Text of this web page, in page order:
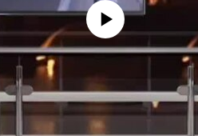
No media source currently